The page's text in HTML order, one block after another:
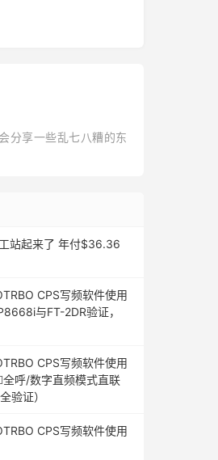
分享一些乱七八糟的东
站起来了 年付$36.36
CPS写频软件使用
与FT-2DR验证，
CPS写频软件使用
呼/数字直频模式直联
验证）
CPS写频软件使用